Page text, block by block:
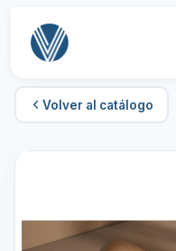
Volver al catálogo